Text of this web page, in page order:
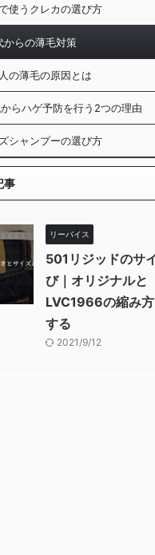
使うクレカの選び方
からの薄毛対策
の薄毛の原因とは
らハゲ予防を行う2つの理由
シャンプーの選び方
事
リーバイス
501リジッドのサ
び｜オリジナルと
LVC1966の縮み
する
2021/9/12